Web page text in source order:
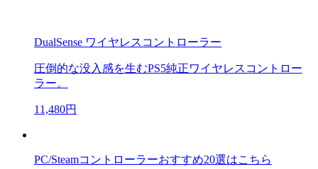
DualSense ワイヤレスコントローラー
圧倒的な没入感を生むPS5純正ワイヤレスコントロー
ラー。
11,480円
PC/Steamコントローラーおすすめ20選はこちら